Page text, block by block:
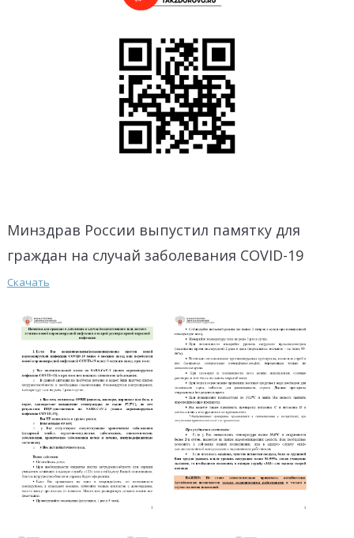
Минздрав России выпустил памятку для
граждан на случай заболевания COVID-19
Скачать